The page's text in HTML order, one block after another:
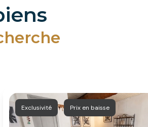
Exclusivité Prix en baisse